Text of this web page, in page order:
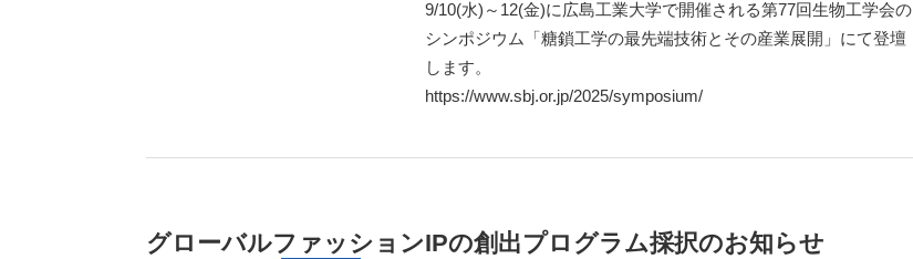
9/10(水)～12(金)に広島工業大学で開催される第77回生物工学会の
シンポジウム「糖鎖工学の最先端技術とその産業展開」にて登壇
します。
https://www.sbj.or.jp/2025/symposium/
グローバルファッションIPの創出プログラム採択のお知らせ